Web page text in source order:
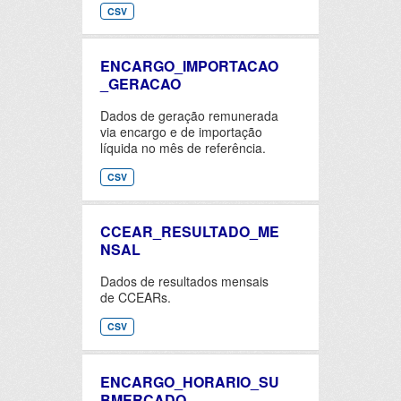
CSV
ENCARGO_IMPORTACAO
_GERACAO
Dados de geração remunerada
via encargo e de importação
líquida no mês de referência.
CSV
CCEAR_RESULTADO_ME
NSAL
Dados de resultados mensais
de CCEARs.
CSV
ENCARGO_HORARIO_SU